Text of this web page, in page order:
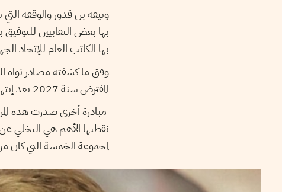
وثيقة بن قدور والوقفة التي
بها الكاتب العام للإتحاد
المفترض سنة 2027 بعد إنتهاء العهدة الحالية، لكن الطبوبي رفض تلك المبادرة.
مبادرة أخرى صدرت هذه
نقطتها الأهم هي التخلي
لمجموعة الخمسة التي كان من المقرر عقدها يوم